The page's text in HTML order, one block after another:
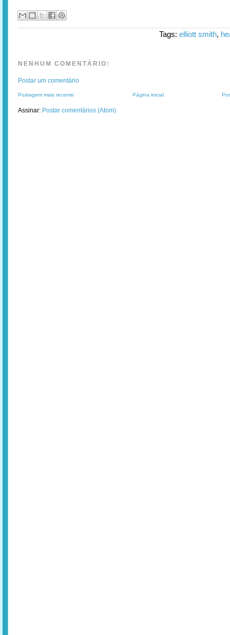
Tags: elliott smith,
NENHUM COMENTÁRIO:
Postar um comentário
Postagem mais recente Página inicial
Assinar: Postar comentários (Atom)